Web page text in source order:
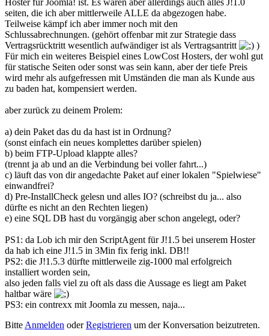
seiten, die ich aber mittlerweile ALLE da abgezogen habe.
Teilweise kämpf ich aber immer noch mit den
Schlussabrechnungen. (gehört offenbar mit zur Strategie dass
Vertragsrücktritt wesentlich aufwändiger ist als Vertragsantritt
)
Für mich ein weiteres Beispiel eines LowCost Hosters, der wohl gut
für statische Seiten oder sonst was sein kann, aber der tiefe Preis
wird mehr als aufgefressen mit Umständen die man als Kunde aus
zu baden hat, kompensiert werden.
aber zurück zu deinem Prolem:
a) dein Paket das du da hast ist in Ordnung?
(sonst einfach ein neues komplettes darüber spielen)
b) beim FTP-Upload klappte alles?
(trennt ja ab und an die Verbindung bei voller fahrt...)
c) läuft das von dir angedachte Paket auf einer lokalen "Spielwiese"
einwandfrei?
d) Pre-InstallCheck gelesn und alles IO? (schreibst du ja... also
dürfte es nicht an den Rechten liegen)
e) eine SQL DB hast du vorgängig aber schon angelegt, oder?
PS1: da Lob ich mir den ScriptAgent für J!1.5 bei unserem Hoster
da hab ich eine J!1.5 in 3Min fix ferig inkl. DB!!
PS2: die J!1.5.3 dürfte mittlerweile zig-1000 mal erfolgreich
installiert worden sein,
also jeden falls viel zu oft als dass die Aussage es liegt am Paket
haltbar wäre
PS3: ein contrexx mit Joomla zu messen, naja...
Bitte Anmelden oderRegistrieren um der Konversation beizutreten.